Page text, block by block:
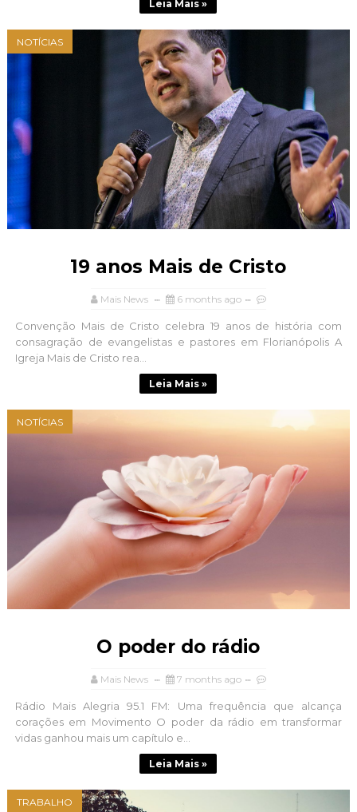
Leia Mais »
NOTÍCIAS
19 anos Mais de Cristo
Mais News 6 months ago
Convenção Mais de Cristo celebra 19 anos de história com
consagração de evangelistas e pastores em Florianópolis A
Igreja Mais de Cristo rea...
Leia Mais »
NOTÍCIAS
O poder do rádio
Mais News 7 months ago
Rádio Mais Alegria 95.1 FM: Uma frequência que alcança
corações em Movimento O poder da rádio em transformar
vidas ganhou mais um capítulo e...
Leia Mais »
TRABALHO